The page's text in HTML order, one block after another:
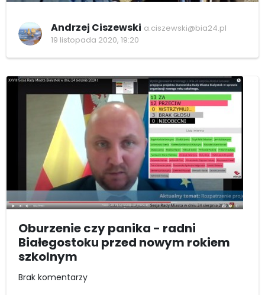
Andrzej Ciszewski a.ciszewski@bia24.pl
19 listopada 2020, 19:20
Oburzenie czy panika - radni
Białegostoku przed nowym rokiem
szkolnym
Brak komentarzy